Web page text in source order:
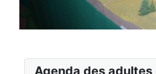
Agenda des adultes